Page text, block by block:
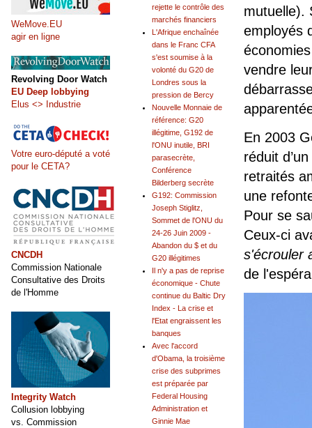
mutuelle).
employés
vendre
En 2003
réduit
retraités
une
Pour se
Ceux-ci
s'écrouler
de
rejette le contrôle des
marchés financiers
L'Afrique enchaînée
dans le Franc CFA
s'est soumise à la
volonté du G20 de
Londres sous la
pression de Bercy
Nouvelle Monnaie de
référence: G20
illégitime, G192 de
l'ONU inutile, BRI
parasecrète,
Conférence
Bilderberg secrète
G192: Commission
Joseph Stiglitz,
Sommet de l'ONU du
24-26 Juin 2009 -
Abandon du $ et du
G20 illégitimes
Il n'y a pas de reprise
économique - Chute
continue du Baltic Dry
Index - La crise et
l'Etat engraissent les
banques
Avec l'accord
d'Obama, la troisième
crise des subprimes
est préparée par
Federal Housing
Administration et
Ginnie Mae
WeMove.EU
agir en ligne
Revolving Door Watch
EU Deep lobbying
Elus <> Industrie
Votre euro-député a voté
pour le CETA?
CNCDH
Commission Nationale
Consultative des Droits
de l'Homme
Integrity Watch
Collusion lobbying
vs. Commission